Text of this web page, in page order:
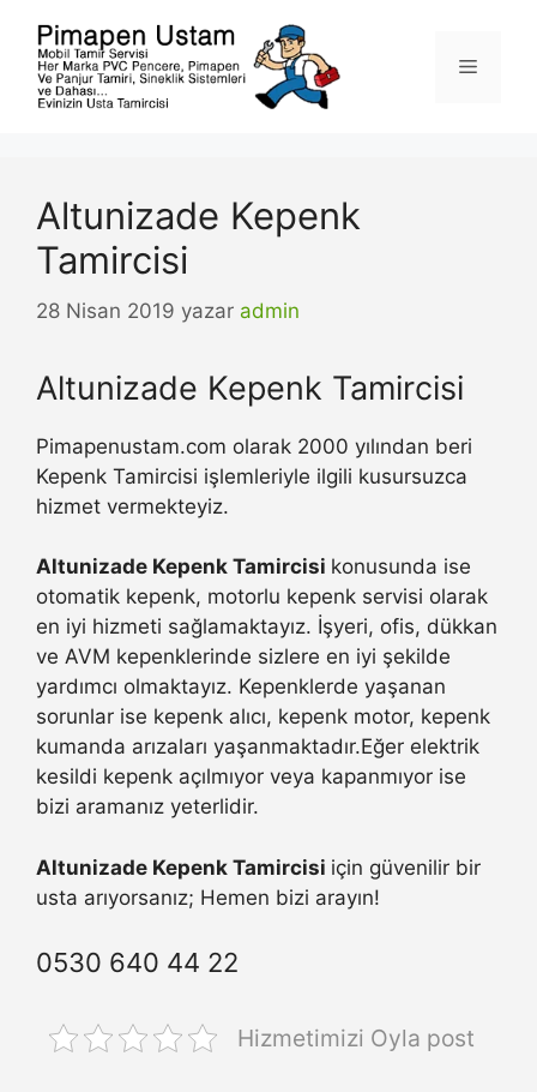
Menü
Altunizade Kepenk
Tamircisi
28 Nisan 2019 yazar admin
Altunizade Kepenk Tamircisi
Pimapenustam.com olarak 2000 yılından beri
Kepenk Tamircisi işlemleriyle ilgili kusursuzca
hizmet vermekteyiz.
Altunizade Kepenk Tamircisi konusunda ise
otomatik kepenk, motorlu kepenk servisi olarak
en iyi hizmeti sağlamaktayız. İşyeri, ofis, dükkan
ve AVM kepenklerinde sizlere en iyi şekilde
yardımcı olmaktayız. Kepenklerde yaşanan
sorunlar ise kepenk alıcı, kepenk motor, kepenk
kumanda arızaları yaşanmaktadır.Eğer elektrik
kesildi kepenk açılmıyor veya kapanmıyor ise
bizi aramanız yeterlidir.
Altunizade Kepenk Tamircisi için güvenilir bir
usta arıyorsanız; Hemen bizi arayın!
0530 640 44 22
Hizmetimizi Oyla post